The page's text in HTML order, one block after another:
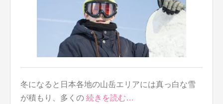
冬になると日本各地の山岳エリアには真っ白な雪
が積もり、多くの 続きを読む…